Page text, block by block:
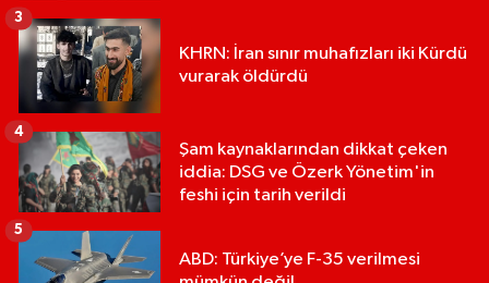
KHRN: İran sınır muhafızları iki Kürdü
vurarak öldürdü
3
Şam kaynaklarından dikkat çeken
iddia: DSG ve Özerk Yönetim'in
feshi için tarih verildi
4
ABD: Türkiye’ye F-35 verilmesi
5